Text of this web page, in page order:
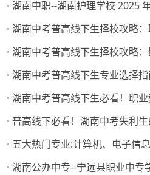
湖南中职--湖南护理学校 2025
湖南中考普高线下生必看！职
普高线下必看！湖南中考失利
湖南公办中专--宁远县职业中专